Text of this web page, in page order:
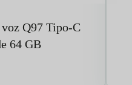
Q97 Tipo-C
64 GB